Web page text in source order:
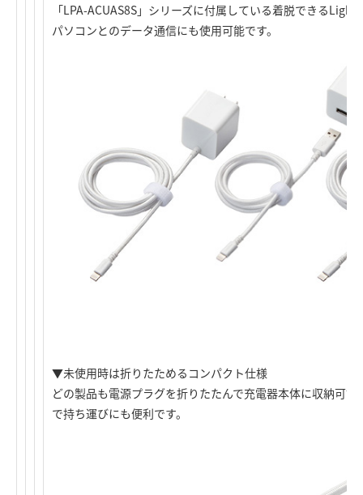
「LPA-ACUAS8S」シリーズに付属している着脱できる
パソコンとのデータ通信にも使用可能です。
▼未使用時は折りたためるコンパクト仕様
どの製品も電源プラグを折りたたんで充電器本体に収納可
で持ち運びにも便利です。